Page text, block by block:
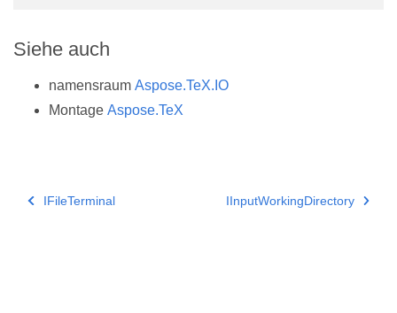
Siehe auch
namensraum Aspose.TeX.IO
Montage Aspose.TeX
IFileTerminal IInputWorkingDirectory